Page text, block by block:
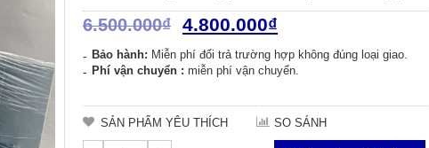
6.500.000₫ 4.800.000₫
Bảo hành: Miễn phí đổi trả trường hợp không đúng loại giao.
Phí vận chuyển : miễn phí vận chuyển.
SẢN PHẨM YÊU THÍCH SO SÁNH